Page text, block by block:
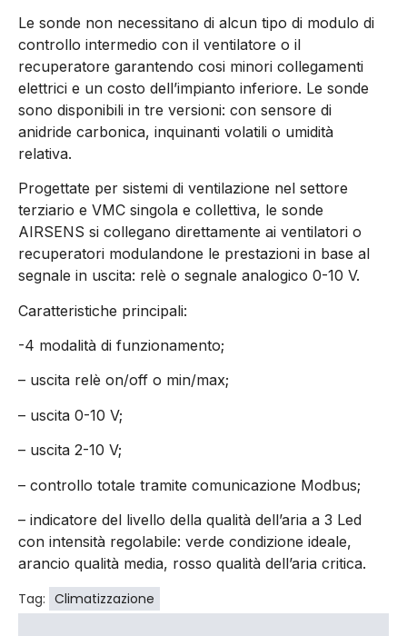
Le sonde non necessitano di alcun tipo di modulo di
controllo intermedio con il ventilatore o il
recuperatore garantendo cosi minori collegamenti
elettrici e un costo dell’impianto inferiore. Le sonde
sono disponibili in tre versioni: con sensore di
anidride carbonica, inquinanti volatili o umidità
relativa.
Progettate per sistemi di ventilazione nel settore
terziario e VMC singola e collettiva, le sonde
AIRSENS si collegano direttamente ai ventilatori o
recuperatori modulandone le prestazioni in base al
segnale in uscita: relè o segnale analogico 0-10 V.
Caratteristiche principali:
-4 modalità di funzionamento;
– uscita relè on/off o min/max;
– uscita 0-10 V;
– uscita 2-10 V;
– controllo totale tramite comunicazione Modbus;
– indicatore del livello della qualità dell’aria a 3 Led
con intensità regolabile: verde condizione ideale,
arancio qualità media, rosso qualità dell’aria critica.
Tag: Climatizzazione